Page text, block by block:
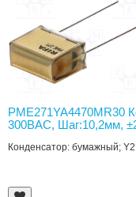
PME271YA4470MR30
300ВAC, Шаг:10,2мм,
Конденсатор: бумажный;